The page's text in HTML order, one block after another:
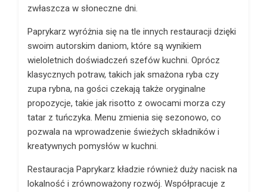
zwłaszcza w słoneczne dni.
Paprykarz wyróżnia się na tle innych restauracji dzięki
swoim autorskim daniom, które są wynikiem
wieloletnich doświadczeń szefów kuchni. Oprócz
klasycznych potraw, takich jak smażona ryba czy
zupa rybna, na gości czekają także oryginalne
propozycje, takie jak risotto z owocami morza czy
tatar z tuńczyka. Menu zmienia się sezonowo, co
pozwala na wprowadzenie świeżych składników i
kreatywnych pomysłów w kuchni.
Restauracja Paprykarz kładzie również duży nacisk na
lokalność i zrównoważony rozwój. Współpracuje z